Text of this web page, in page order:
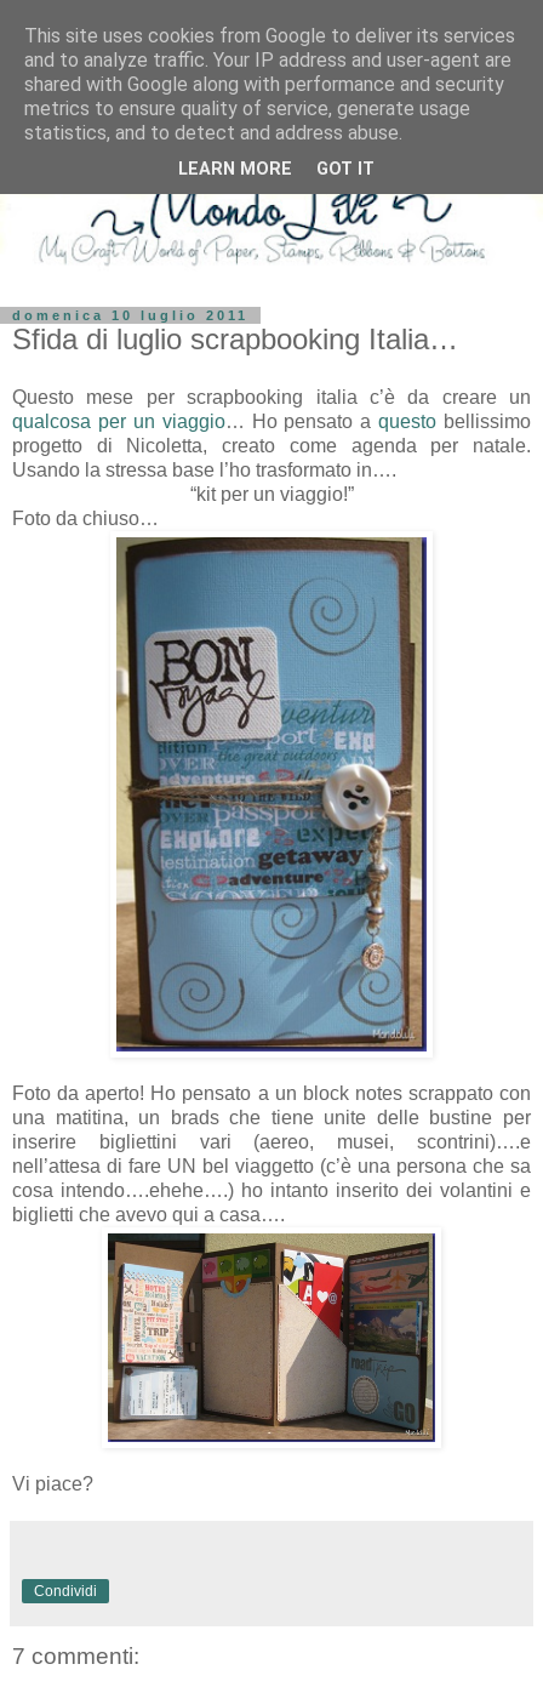
domenica 10 luglio 2011
Sfida di luglio scrapbooking Italia…
Questo mese per scrapbooking italia c’è da creare un
qualcosa per un viaggio… Ho pensato aquesto bellissimo
progetto di Nicoletta, creato come agenda per natale.
Usando la stressa base l’ho trasformato in….
“kit per un viaggio!”
Foto da chiuso…
Foto da aperto! Ho pensato a un block notes scrappato con
una matitina, un brads che tiene unite delle bustine per
inserire bigliettini vari (aereo, musei, scontrini)….e
nell’attesa di fare UN bel viaggetto (c’è una persona che sa
cosa intendo….ehehe….) ho intanto inserito dei volantini e
biglietti che avevo qui a casa….
Vi piace?
Condividi
7 commenti:
This site uses cookies from Google to deliver its services
and to analyze traffic. Your IP address and user-agent are
shared with Google along with performance and security
metrics to ensure quality of service, generate usage
statistics, and to detect and address abuse.
LEARN MORE GOT IT